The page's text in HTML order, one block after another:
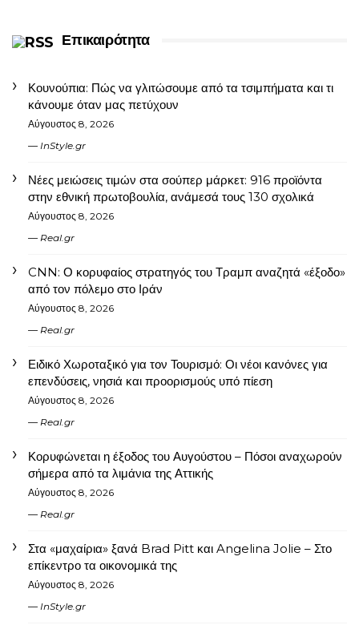
Επικαιρότητα
Κουνούπια: Πώς να γλιτώσουμε από τα τσιμπήματα και τι
κάνουμε όταν μας πετύχουν
Αύγουστος 8, 2026
InStyle.gr
Νέες μειώσεις τιμών στα σούπερ μάρκετ: 916 προϊόντα
στην εθνική πρωτοβουλία, ανάμεσά τους 130 σχολικά
Αύγουστος 8, 2026
Real.gr
CNN: Ο κορυφαίος στρατηγός του Τραμπ αναζητά «έξοδο»
από τον πόλεμο στο Ιράν
Αύγουστος 8, 2026
Real.gr
Ειδικό Χωροταξικό για τον Τουρισμό: Οι νέοι κανόνες για
επενδύσεις, νησιά και προορισμούς υπό πίεση
Αύγουστος 8, 2026
Real.gr
Κορυφώνεται η έξοδος του Αυγούστου – Πόσοι αναχωρούν
σήμερα από τα λιμάνια της Αττικής
Αύγουστος 8, 2026
Real.gr
Στα «μαχαίρια» ξανά Brad Pitt και Angelina Jolie – Στο
επίκεντρο τα οικονομικά της
Αύγουστος 8, 2026
InStyle.gr